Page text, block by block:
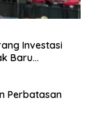
Investasi
Baru
Perbatasan